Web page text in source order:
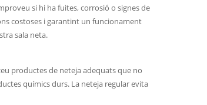
si hi ha fuites, corrosió o signes de
costoses i garantint un funcionament
sala neta.
productes de neteja adequats que no
químics durs. La neteja regular evita